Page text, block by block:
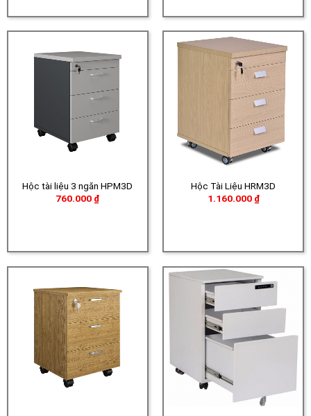
Hộc tài liệu 3 ngăn HPM3D
760.000 ₫
Hộc Tài Liệu HRM3D
1.160.000 ₫